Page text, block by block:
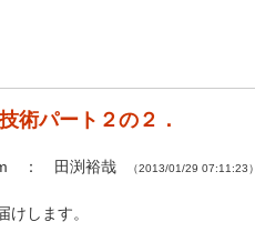
術パート２の２．
： 田渕裕哉 （2013/01/29 07:11:23）
します。